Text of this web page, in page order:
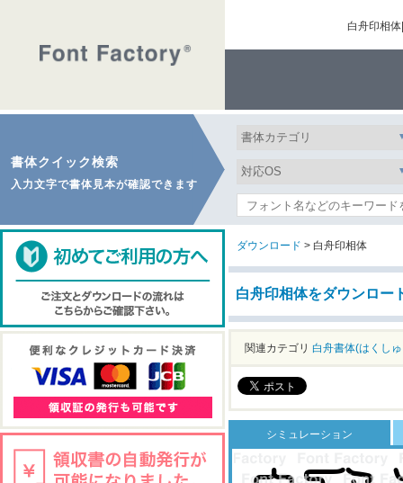
白舟印相
書体クイック検索
入力文字で書体見本が確認できます
ダウンロード > 白舟印相体
白舟印相体をダウンロー
関連カテゴリ 白舟書体(はくし
シミュレーション